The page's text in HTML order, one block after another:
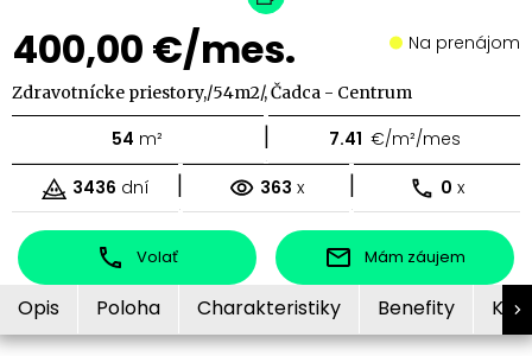
400,00 €/mes. Na prenájom
Zdravotnícke priestory,/54m2/, Čadca - Centrum
54 m² | 7.41 €/m²/mes
3436 dní | 363 x | 0 x
Volať Mám záujem
Opis Poloha Charakteristiky Benefity